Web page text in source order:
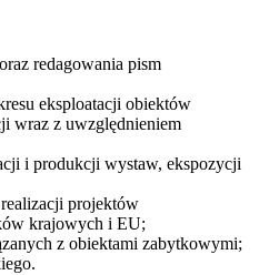
redagowania pism
eksploatacji obiektów
wraz z uwzględnieniem
i produkcji wystaw, ekspozycji
projektów
krajowych i EU;
z obiektami zabytkowymi;